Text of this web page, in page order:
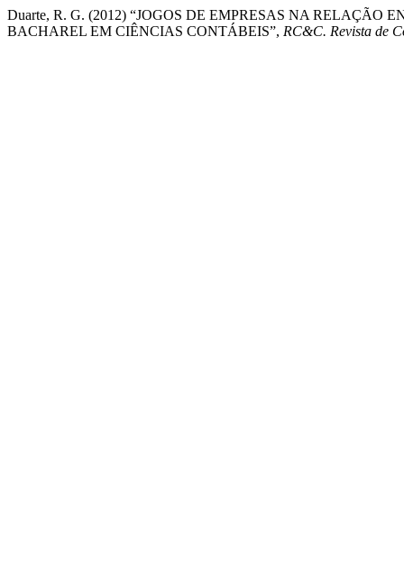
Duarte, R. G. (2012) “JOGOS DE EMPRESAS NA
BACHAREL EM CIÊNCIAS CONTÁBEIS”, RC&C. Revista de